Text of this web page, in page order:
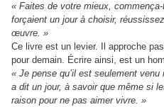
« Faites de votre mieux,
forçaient un jour à choisir,
œuvre. »
Ce livre est un levier. Il approche
pour demain. Écrire ainsi, est un
« Je pense qu’il est seulement
a dit un jour, à savoir que même si
raison pour ne pas aimer vivre. »